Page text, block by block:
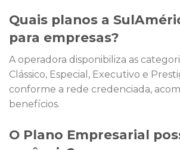
Quais planos a
para empresas?
A operadora disponibiliza as
Clássico, Especial, Executivo e
conforme a rede credenciada,
benefícios.
O Plano Empresarial